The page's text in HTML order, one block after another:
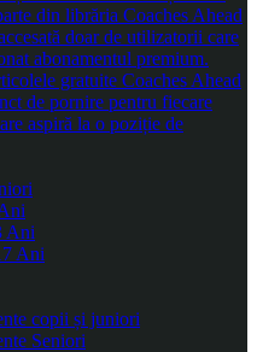
din librăria Coaches Ahead
doar de utilizatorii care
abonamentul premium.
gratuite Coaches Ahead
de pornire pentru fiecare
aspiră la o poziție de
Ani
Ani
copii și juniori
Seniori